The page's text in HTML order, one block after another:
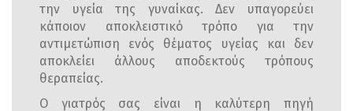
την υγεία της γυναίκας. Δεν υπαγορεύει
κάποιον αποκλειστικό τρόπο για την
αντιμετώπιση ενός θέματος υγείας και δεν
αποκλείει άλλους αποδεκτούς τρόπους
θεραπείας.
Ο γιατρός σας είναι η καλύτερη πηγή